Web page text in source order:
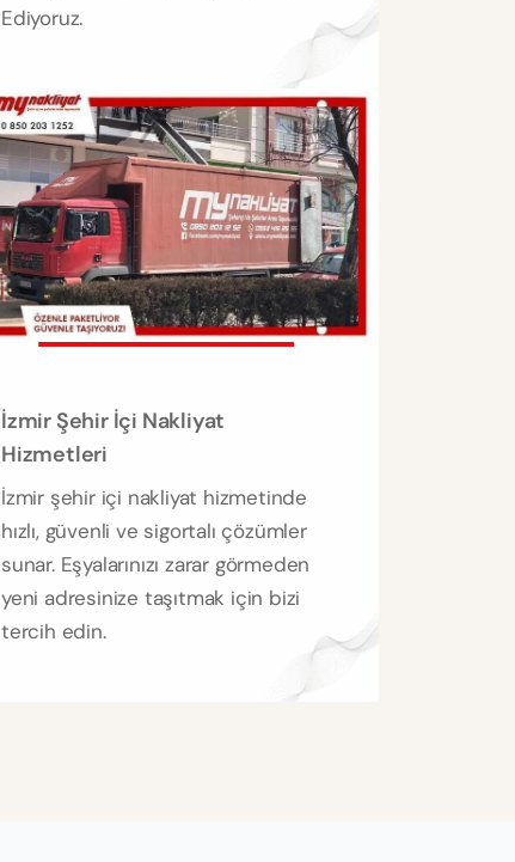
Ediyoruz.
İzmir Şehir İçi Nakliyat
Hizmetleri
İzmir şehir içi nakliyat hizmetinde
hızlı, güvenli ve sigortalı çözümler
sunar. Eşyalarınızı zarar görmeden
yeni adresinize taşıtmak için bizi
tercih edin.